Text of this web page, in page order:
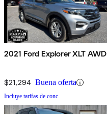
2021 Ford Explorer XLT AWD
$21,294 Buena oferta
Incluye tarifas de conc.